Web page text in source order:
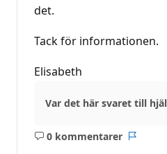
det.
Tack för informationen.
Elisabeth
Var det här svaret till
0 kommentarer
Inga